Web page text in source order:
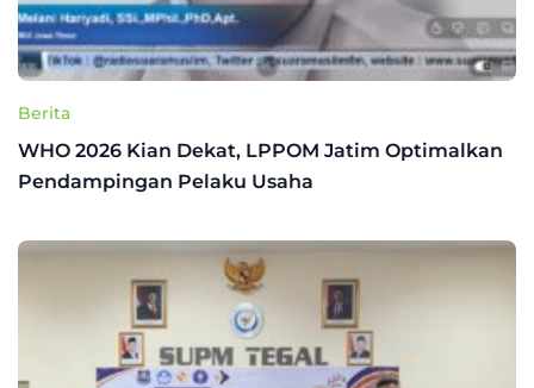
Berita
WHO 2026 Kian Dekat, LPPOM Jatim Optimalkan
Pendampingan Pelaku Usaha